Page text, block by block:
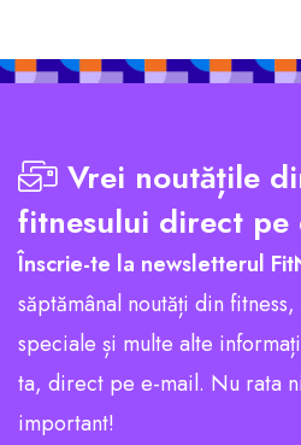
Vrei noutățile
fitnesului direct pe
Înscrie-te la newsletterul
săptămânal noutăți din
speciale și multe alte
ta, direct pe e-mail. Nu rata
important!